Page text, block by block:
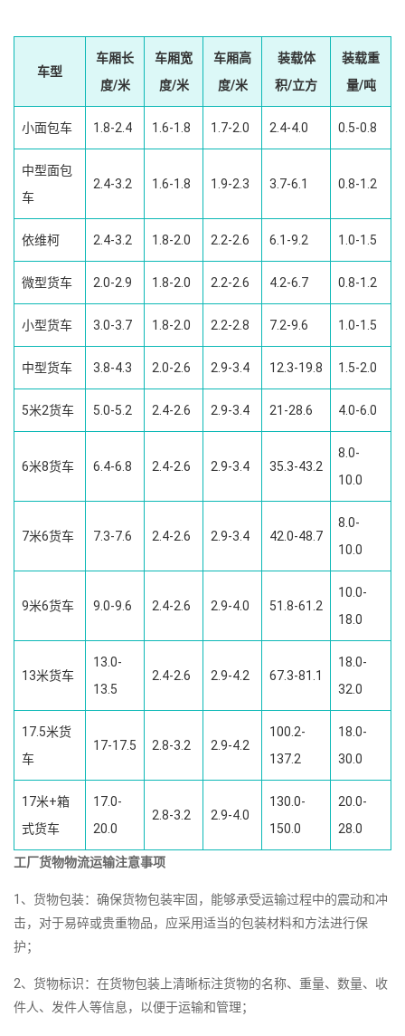
车型
车厢长
度/米
车厢宽
度/米
车厢高
度/米
装载体
积/立方
装载重
量/吨
小面包车 1.8-2.4 1.6-1.8 1.7-2.0 2.4-4.0 0.5-0.8
中型面包
车
2.4-3.2 1.6-1.8 1.9-2.3 3.7-6.1 0.8-1.2
依维柯 2.4-3.2 1.8-2.0 2.2-2.6 6.1-9.2 1.0-1.5
微型货车 2.0-2.9 1.8-2.0 2.2-2.6 4.2-6.7 0.8-1.2
小型货车 3.0-3.7 1.8-2.0 2.2-2.8 7.2-9.6 1.0-1.5
中型货车 3.8-4.3 2.0-2.6 2.9-3.4 12.3-19.8 1.5-2.0
5米2货车 5.0-5.2 2.4-2.6 2.9-3.4 21-28.6 4.0-6.0
6米8货车 6.4-6.8 2.4-2.6 2.9-3.4 35.3-43.2
8.0-
10.0
7米6货车 7.3-7.6 2.4-2.6 2.9-3.4 42.0-48.7
8.0-
10.0
9米6货车 9.0-9.6 2.4-2.6 2.9-4.0 51.8-61.2
10.0-
18.0
13米货车
13.0-
13.5
2.4-2.6 2.9-4.2 67.3-81.1
18.0-
32.0
17.5米货
车
17-17.5 2.8-3.2 2.9-4.2
100.2-
137.2
18.0-
30.0
17米+箱
式货车
17.0-
20.0
2.8-3.2 2.9-4.0
130.0-
150.0
20.0-
28.0
工厂货物物流运输注意事项
1、货物包装：确保货物包装牢固，能够承受运输过程中的震动和冲
击，对于易碎或贵重物品，应采用适当的包装材料和方法进行保
护；
2、货物标识：在货物包装上清晰标注货物的名称、重量、数量、收
件人、发件人等信息，以便于运输和管理；